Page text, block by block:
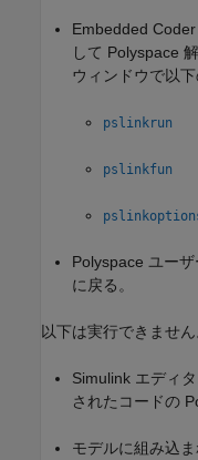
Embedded
して Polyspace
ウィンドウで以下
pslinkrun
pslinkfun
Polyspace ユー
に戻る。
以下は実行できません
Simulink エディ
されたコードの
モデルに組み込